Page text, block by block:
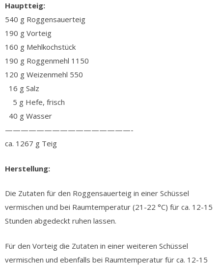
Hauptteig:
540 g Roggensauerteig
190 g Vorteig
160 g Mehlkochstück
190 g Roggenmehl 1150
120 g Weizenmehl 550
16 g Salz
5 g Hefe, frisch
40 g Wasser
————————————————-
ca. 1267 g Teig
Herstellung:
Die Zutaten für den Roggensauerteig in einer Schüssel
vermischen und bei Raumtemperatur (21-22 °C) für ca. 12-15
Stunden abgedeckt ruhen lassen.
Für den Vorteig die Zutaten in einer weiteren Schüssel
vermischen und ebenfalls bei Raumtemperatur für ca. 12-15